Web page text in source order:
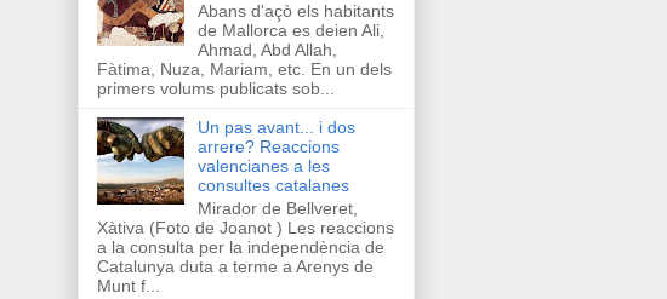
Abans d'açò els habitants
de Mallorca es deien Ali,
Ahmad, Abd Allah,
Fàtima, Nuza, Mariam, etc. En un dels
primers volums publicats sob...
Un pas avant... i dos
arrere? Reaccions
valencianes a les
consultes catalanes
Mirador de Bellveret,
Xàtiva (Foto de Joanot ) Les reaccions
a la consulta per la independència de
Catalunya duta a terme a Arenys de
Munt f...